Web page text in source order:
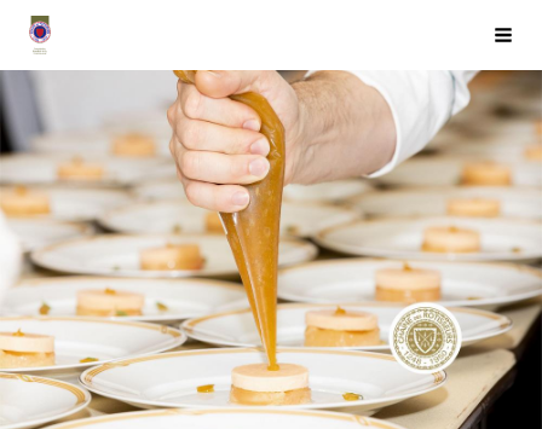
Siirry
sivun
sisältöön
Chaîne des Rôtisseurs Finlande ry